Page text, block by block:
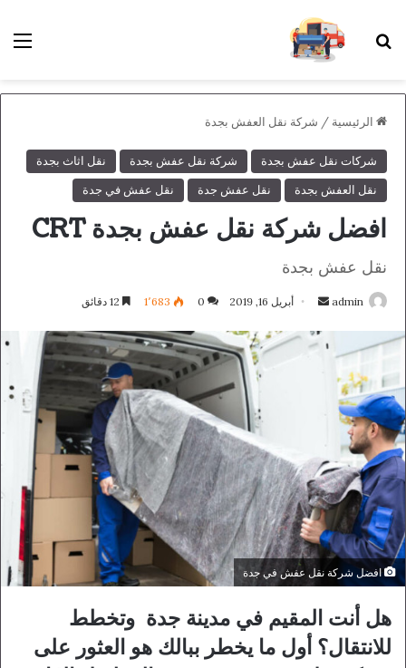
بحث عن
الرئيسية / شركة نقل العفش بجدة
شركات نقل عفش بجدة شركة نقل عفش بجدة
نقل اثاث بجدة
نقل العفش بجدة
نقل عفش جدة نقل عفش في جدة
افضل شركة نقل عفش بجدة CRT
نقل عفش بجدة
admin
أرسل
إلكترونيا
أبريل 16, 2019 0 1٬683
افضل شركة نقل عفش في جدة
هل أنت المقيم في مدينة جدة وتخطط
للانتقال؟ أول ما يخطر ببالك هو العثور على